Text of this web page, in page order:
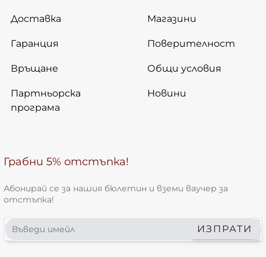
Доставка
Гаранция
Връщане
Партньорска
програма
Магазини
Поверителност
Общи условия
Новини
Грабни 5% отстъпка!
Абонирай се за нашия бюлетин и вземи ваучер за
отстъпка!
Въведи
имейл
ИЗПРАТИ